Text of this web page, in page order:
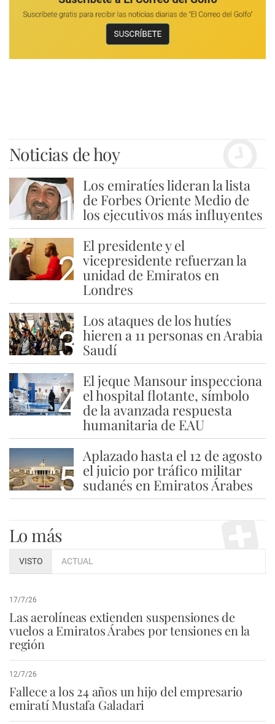
Noticias de hoy
1
Los emiratíes lideran la lista
de Forbes Oriente Medio de
los ejecutivos más influyentes
2
El presidente y el
vicepresidente refuerzan la
unidad de Emiratos en
Londres
3
Los ataques de los hutíes
hieren a 11 personas en Arabia
Saudí
4
El jeque Mansour inspecciona
el hospital flotante, símbolo
de la avanzada respuesta
humanitaria de EAU
5
Aplazado hasta el 12 de agosto
el juicio por tráfico militar
sudanés en Emiratos Árabes
Lo más
VISTO ACTUAL
17/7/26
Las aerolíneas extienden suspensiones de
vuelos a Emiratos Árabes por tensiones en la
región
12/7/26
Fallece a los 24 años un hijo del empresario
emiratí Mustafa Galadari